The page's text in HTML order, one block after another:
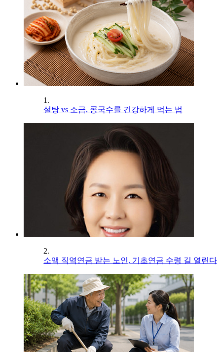
1.
설탕 vs 소금, 콩국수를 건강하게 먹는 법
2.
소액 직역연금 받는 노인, 기초연금 수령 길 열린다